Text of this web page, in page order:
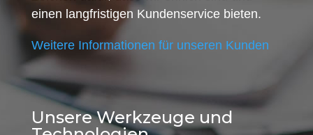
einen langfristigen Kundenservice bieten.
Weitere Informationen für unseren Kunden
Unsere Werkzeuge und